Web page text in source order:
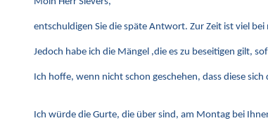
entschuldigen Sie die späte Antwort. Zur Zeit ist viel bei
Jedoch habe ich die Mängel ,die es zu beseitigen gilt,
Ich hoffe, wenn nicht schon geschehen, dass diese
Ich würde die Gurte, die über sind, am Montag bei